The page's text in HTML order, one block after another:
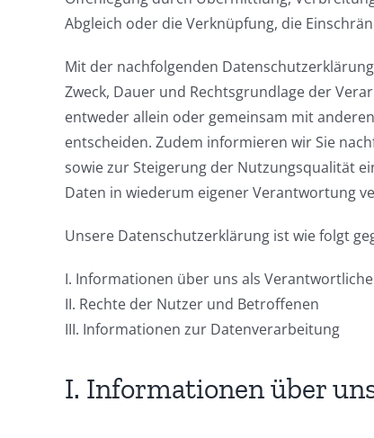
Abgleich oder die Verknüpfung, die
Mit der nachfolgenden
Zweck, Dauer und Rechtsgrundlage der
entweder allein oder gemeinsam mit
entscheiden. Zudem informieren wir Sie
sowie zur Steigerung der Nutzungsqualität
Daten in wiederum eigener Verantwortung
Unsere Datenschutzerklärung ist wie folgt
I. Informationen über uns als Verantwortliche
II. Rechte der Nutzer und Betroffenen
III. Informationen zur Datenverarbeitung
I. Informationen über